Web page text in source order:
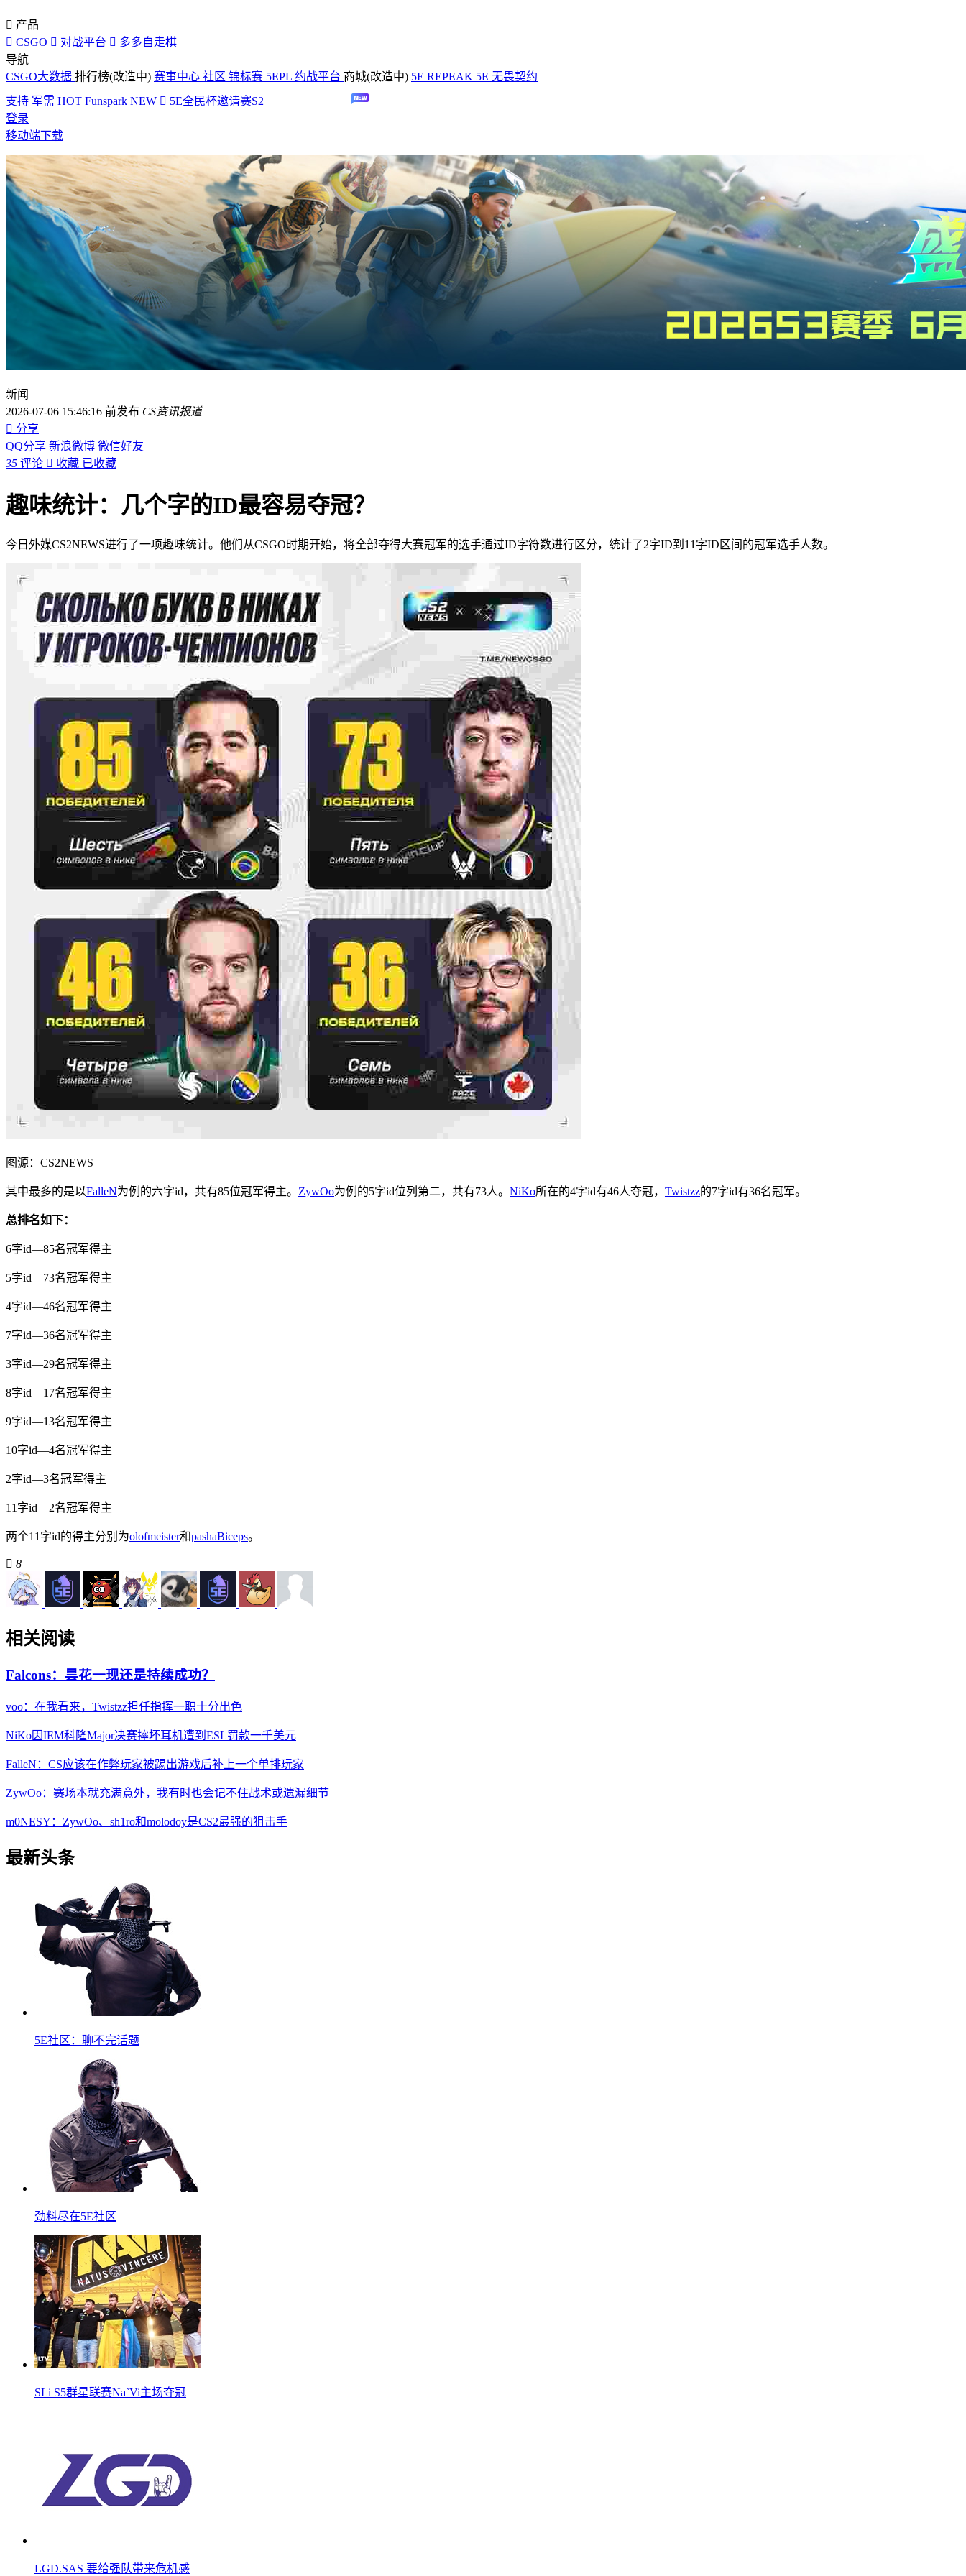
 产品
 CSGO  对战平台  多多自走棋
导航
CSGO大数据 排行榜(改造中) 赛事中心 社区 锦标赛 5EPL 约战平台 商城(改造中) 5E REPEAK 5E 无畏契约
支持 军需 HOT Funspark NEW  5E全民杯邀请赛S2
登录
移动端下载
新闻
2026-07-06 15:46:16 前发布 CS资讯报道
 分享
QQ分享 新浪微博 微信好友
35 评论  收藏 已收藏
趣味统计：几个字的ID最容易夺冠？
今日外媒CS2NEWS进行了一项趣味统计。他们从CSGO时期开始，将全部夺得大赛冠军的选手通过ID字符数进行区分，统计了2字ID到11字ID区间的冠军选手人数。
图源：CS2NEWS
其中最多的是以FalleN为例的六字id，共有85位冠军得主。 ZywOo为例的5字id位列第二，共有73人。 NiKo所在的4字id有46人夺冠， Twistzz的7字id有36名冠军。
总排名如下：
6字id—85名冠军得主
5字id—73名冠军得主
4字id—46名冠军得主
7字id—36名冠军得主
3字id—29名冠军得主
8字id—17名冠军得主
9字id—13名冠军得主
10字id—4名冠军得主
2字id—3名冠军得主
11 字id—2名冠军得主
两个11字id的得主分别为olofmeister和pashaBiceps。
 8
相关阅读
Falcons：昙花一现还是持续成功？
voo：在我看来，Twistzz担任指挥一职十分出色
NiKo因IEM科隆Major决赛摔坏耳机遭到ESL罚款一千美元
FalleN：CS应该在作弊玩家被踢出游戏后补上一个单排玩家
ZywOo：赛场本就充满意外，我有时也会记不住战术或遗漏细节
m0NESY：ZywOo、sh1ro和molodoy是CS2最强的狙击手
最新头条
5E社区：聊不完话题
劲料尽在5E社区
SLi S5群星联赛Na`Vi主场夺冠
LGD.SAS 要给强队带来危机感